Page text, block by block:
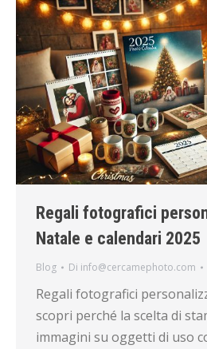
Regali fotografici
Natale e calendari 2025
Blog Di info@cercamephoto.com
Regali fotografici
scopri perché la scelta di
immagini su oggetti di uso